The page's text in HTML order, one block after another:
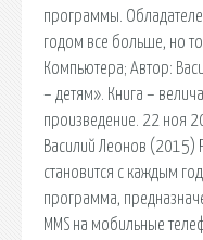
программы.
годом все больше, но
Компьютера; Автор:
– детям». Книга –
произведение. 22 ноя
Василий Леонов (2015)
становится с каждым
программа,
MMS на мобильные